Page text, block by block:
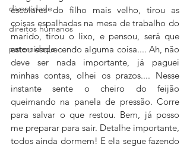
diversidade
direitos humanos
paternidade
escolares do filho mais velho, tirou as
coisas espalhadas na mesa de trabalho do
marido, tirou o lixo, e pensou, será que
estou esquecendo alguma coisa.... Ah, não
deve ser nada importante, já paguei
minhas contas, olhei os prazos.... Nesse
instante sente o cheiro do feijão
queimando na panela de pressão. Corre
para salvar o que restou. Bem, já posso
me preparar para sair. Detalhe importante,
todos ainda dormem! E ela segue fazendo